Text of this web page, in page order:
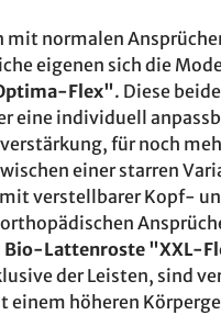
mit normalen
eigenen sich die
Flex". Diese
eine individuell
für noch
einer starren
verstellbarer Kopf-
Bio-Lattenroste "XXL-
der Leisten, sind
einem höheren